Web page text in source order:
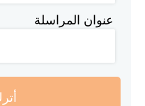
عنوان المراسلة